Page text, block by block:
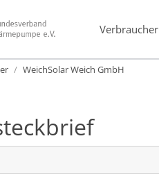
Verbraucher
WeichSolar Weich GmbH